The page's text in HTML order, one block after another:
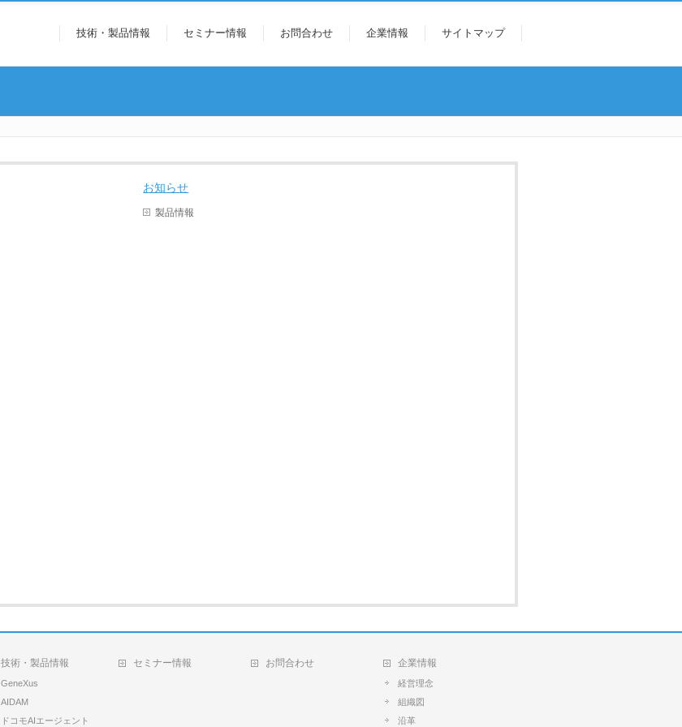
技術・製品情報 セミナー情報 お問合わせ 企業情報 サイトマップ
お知らせ
製品情報
技術・製品情報
GeneXus
AIDAM
ドコモAIエージェント
セミナー情報 お問合わせ 企業情報
経営理念
組織図
沿革